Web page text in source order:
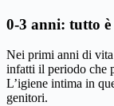
0-3 anni: tutto
Nei primi anni di
infatti il periodo che
L’igiene intima in
genitori.